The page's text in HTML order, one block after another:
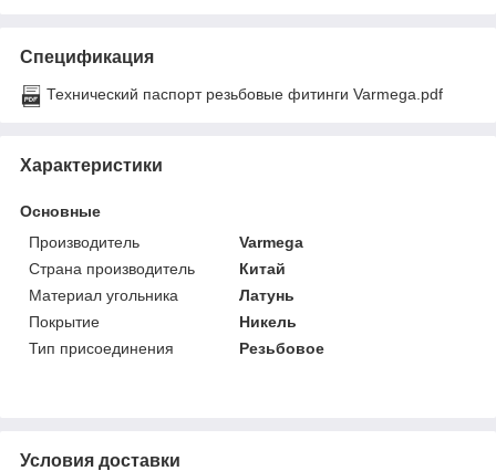
Спецификация
Технический паспорт резьбовые фитинги Varmega.pdf
Характеристики
Основные
Производитель
Varmega
Страна производитель
Китай
Материал угольника
Латунь
Покрытие
Никель
Тип присоединения
Резьбовое
Условия доставки